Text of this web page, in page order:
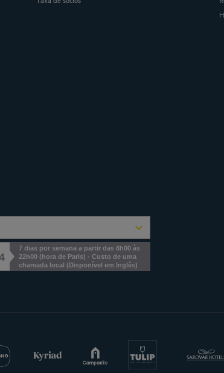
7 dias por semana a partir das 8h00 às
22h00 (hora de Paris) - Custo de uma
chamada local ( Disponível em Inglês)